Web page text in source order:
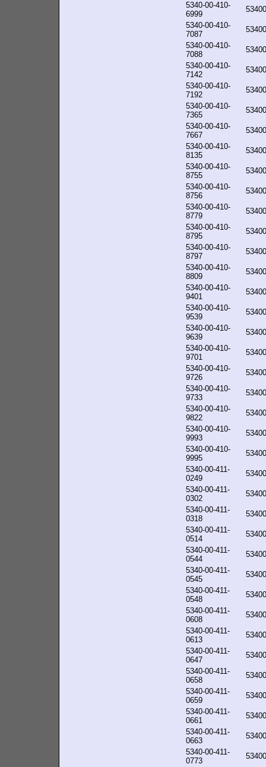
5340-00-410-
6999
5340-00-410-
7087
5340-00-410-
7088
5340-00-410-
7142
5340-00-410-
7192
5340-00-410-
7365
5340-00-410-
7667
5340-00-410-
8135
5340-00-410-
8755
5340-00-410-
8756
5340-00-410-
8779
5340-00-410-
8795
5340-00-410-
8797
5340-00-410-
8809
5340-00-410-
9401
5340-00-410-
9539
5340-00-410-
9639
5340-00-410-
9701
5340-00-410-
9726
5340-00-410-
9733
5340-00-410-
9822
5340-00-410-
9993
5340-00-410-
9995
5340-00-411-
0249
5340-00-411-
0302
5340-00-411-
0318
5340-00-411-
0514
5340-00-411-
0544
5340-00-411-
0545
5340-00-411-
0548
5340-00-411-
0608
5340-00-411-
0613
5340-00-411-
0647
5340-00-411-
0658
5340-00-411-
0659
5340-00-411-
0661
5340-00-411-
0663
5340-00-411-
0773